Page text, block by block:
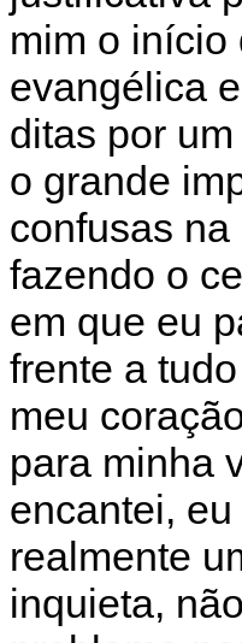
mim o início
evangélica
ditas por um
o grande
confusas
fazendo o
em que eu
frente a
meu
para minha
encantei,
realmente
inquieta,